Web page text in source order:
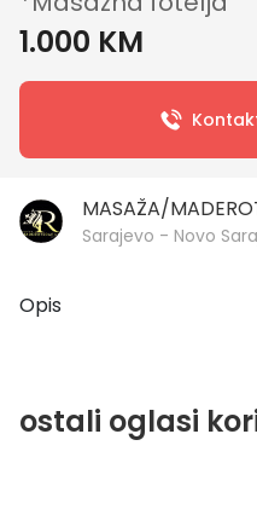
1.000 KM
MASAŽA/
Sarajevo - Novo
Opis
ostali oglasi